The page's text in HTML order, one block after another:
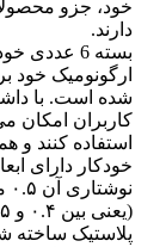
خود، جزو
دارند.
ارگونومیک خود
کاربران امکان
استفاده کنند
پلاستیک